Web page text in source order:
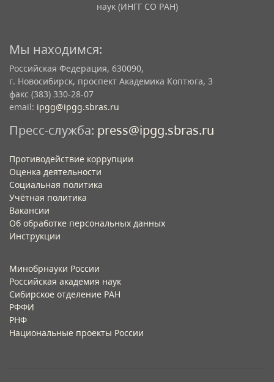
наук (ИНГГ СО РАН)
Мы находимся:
Российская Федерация, 630090,
г. Новосибирск, проспект Академика Коптюга, 3
факс (383) 330-28-07
email: ipgg@ipgg.sbras.ru
Пресс-служба: press@ipgg.sbras.ru
Противодействие коррупции
Оценка деятельности
Социальная политика
Учётная политика​
Вакансии​
Об обработке персональных данных​
Инструкции​
Минобрнауки России
Российская академия наук
Сибирское отделение РАН
РФФИ
РНФ
Национальные проекты России